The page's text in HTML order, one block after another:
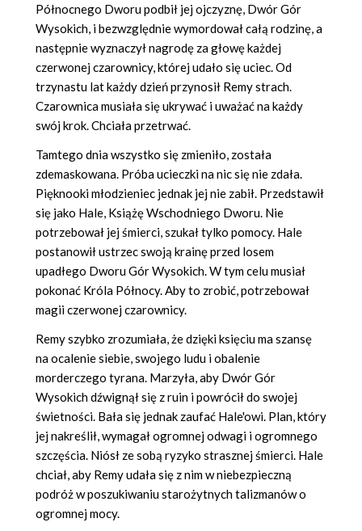
Północnego Dworu podbił jej ojczyznę, Dwór Gór
Wysokich, i bezwzględnie wymordował całą rodzinę, a
następnie wyznaczył nagrodę za głowę każdej
czerwonej czarownicy, której udało się uciec. Od
trzynastu lat każdy dzień przynosił Remy strach.
Czarownica musiała się ukrywać i uważać na każdy
swój krok. Chciała przetrwać.
Tamtego dnia wszystko się zmieniło, została
zdemaskowana. Próba ucieczki na nic się nie zdała.
Pięknooki młodzieniec jednak jej nie zabił. Przedstawił
się jako Hale, Książę Wschodniego Dworu. Nie
potrzebował jej śmierci, szukał tylko pomocy. Hale
postanowił ustrzec swoją krainę przed losem
upadłego Dworu Gór Wysokich. W tym celu musiał
pokonać Króla Północy. Aby to zrobić, potrzebował
magii czerwonej czarownicy.
Remy szybko zrozumiała, że dzięki księciu ma szansę
na ocalenie siebie, swojego ludu i obalenie
morderczego tyrana. Marzyła, aby Dwór Gór
Wysokich dźwignął się z ruin i powrócił do swojej
świetności. Bała się jednak zaufać Hale'owi. Plan, który
jej nakreślił, wymagał ogromnej odwagi i ogromnego
szczęścia. Niósł ze sobą ryzyko strasznej śmierci. Hale
chciał, aby Remy udała się z nim w niebezpieczną
podróż w poszukiwaniu starożytnych talizmanów o
ogromnej mocy.